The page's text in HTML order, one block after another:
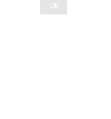
OK